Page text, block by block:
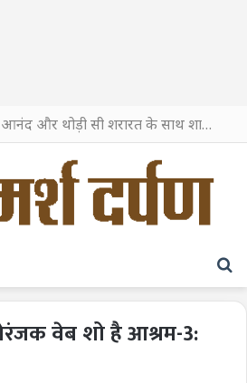
टिफिन में जोड़ी खुशी, आनंद और थोड़ी सी शरारत के साथ शाहरुख खान ने टिफिन बॉक्स को दी हैप्पी एंडिंग
वेब शो है आश्रम-3: